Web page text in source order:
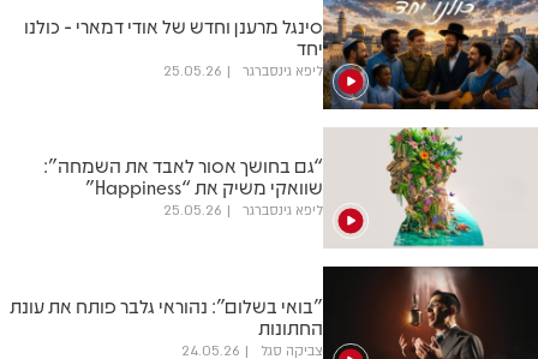
סינגל מרענן וחדש של אודי דמארי - כולנו
יחד
ליפא גינסברגר 25.05.26
“גם בחושך אסור לאבד את השמחה”:
שוואקי משיק את “Happiness”
ליפא גינסברגר 25.05.26
"בואי בשלום": נהוראי גלבר פותח את עונת
החתונות
צביקה סגל 24.05.26